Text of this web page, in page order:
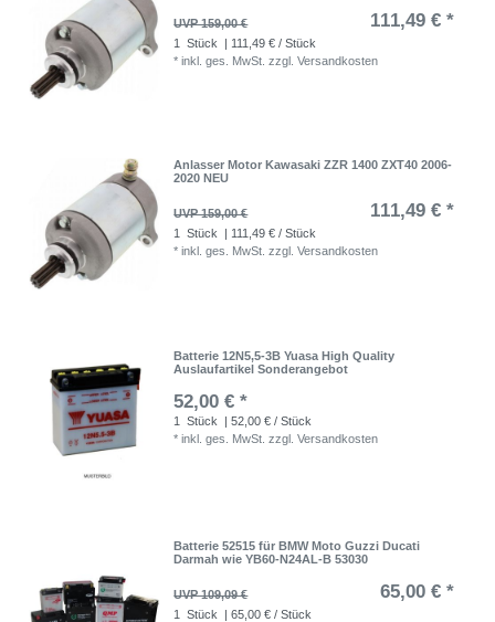
UVP 159,00 € 111,49 € *
1 Stück
| 111,49 € / Stück
*inkl. ges. MwSt. zzgl.Versandkosten
Anlasser Motor Kawasaki ZZR 1400 ZXT40 2006-
2020 NEU
UVP 159,00 € 111,49 € *
1 Stück
| 111,49 € / Stück
*inkl. ges. MwSt. zzgl.Versandkosten
Batterie 12N5,5-3B Yuasa High Quality
Auslaufartikel Sonderangebot
52,00 € *
1 Stück
| 52,00 € / Stück
*inkl. ges. MwSt. zzgl.Versandkosten
Batterie 52515 für BMW Moto Guzzi Ducati
Darmah wie YB60-N24AL-B 53030
UVP 109,09 € 65,00 € *
1 Stück
| 65,00 € / Stück